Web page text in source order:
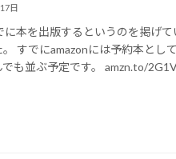
日
に本を出版するというのを掲げ
。 すでにamazonには予約本とし
でも並ぶ予定です。 amzn.to/